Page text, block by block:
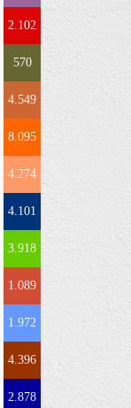
2.102
570
4.549
8.095
4.274
4.101
3.918
1.089
1.972
4.396
2.878